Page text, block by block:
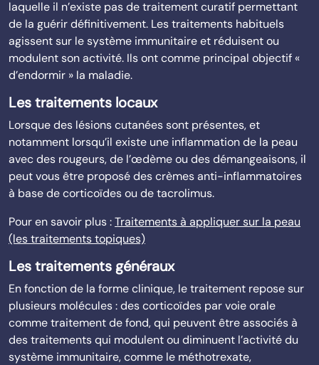
laquelle il n’existe pas de traitement curatif permettant
de la guérir définitivement. Les traitements habituels
agissent sur le système immunitaire et réduisent ou
modulent son activité. Ils ont comme principal objectif «
d’endormir » la maladie.
Les traitements locaux
Lorsque des lésions cutanées sont présentes, et
notamment lorsqu’il existe une inflammation de la peau
avec des rougeurs, de l’œdème ou des démangeaisons, il
peut vous être proposé des crèmes anti-inflammatoires
à base de corticoïdes ou de tacrolimus.
Pour en savoir plus :Traitements à appliquer sur la peau
(les traitements topiques)
Les traitements généraux
En fonction de la forme clinique, le traitement repose sur
plusieurs molécules : des corticoïdes par voie orale
comme traitement de fond, qui peuvent être associés à
des traitements qui modulent ou diminuent l’activité du
système immunitaire, comme le méthotrexate,